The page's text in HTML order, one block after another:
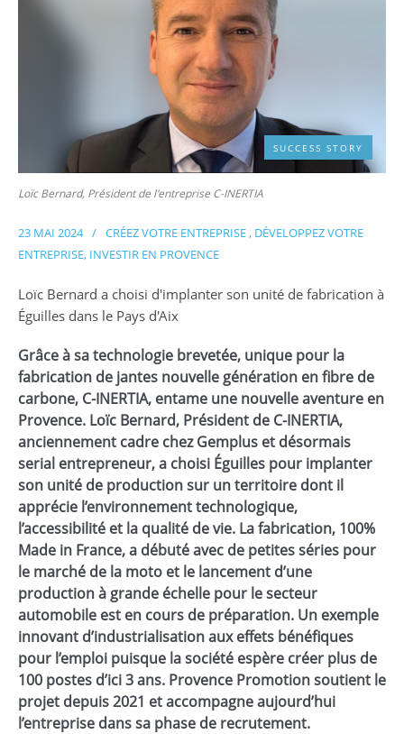
SUCCESS STORY
Loïc Bernard, Président de l'entreprise C-INERTIA
23 MAI 2024 / CRÉEZ VOTRE ENTREPRISE, DÉVELOPPEZ VOTRE
ENTREPRISE, INVESTIR EN PROVENCE
Loïc Bernard a choisi d'implanter son unité de fabrication à
Éguilles dans le Pays d'Aix
Grâce à sa technologie brevetée, unique pour la
fabrication de jantes nouvelle génération en fibre de
carbone, C-INERTIA, entame une nouvelle aventure en
Provence. Loïc Bernard, Président de C-INERTIA,
anciennement cadre chez Gemplus et désormais
serial entrepreneur, a choisi Éguilles pour implanter
son unité de production sur un territoire dont il
apprécie l’environnement technologique,
l’accessibilité et la qualité de vie. La fabrication, 100%
Made in France, a débuté avec de petites séries pour
le marché de la moto et le lancement d’une
production à grande échelle pour le secteur
automobile est en cours de préparation. Un exemple
innovant d’industrialisation aux effets bénéfiques
pour l’emploi puisque la société espère créer plus de
100 postes d’ici 3 ans. Provence Promotion soutient le
projet depuis 2021 et accompagne aujourd’hui
l’entreprise dans sa phase de recrutement.